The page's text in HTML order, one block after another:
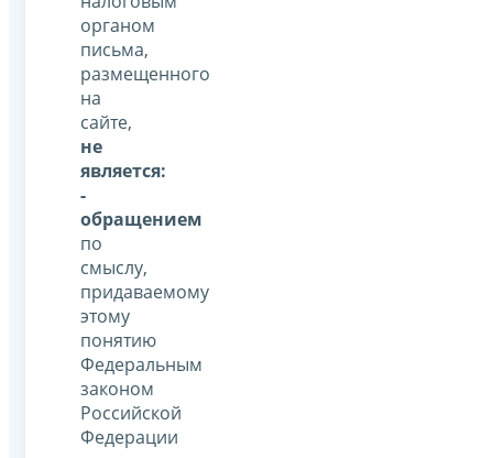
органом
письма,
размещенного
на
сайте,
не
является:
-
обращением
по
смыслу,
придаваемому
этому
понятию
Федеральным
законом
Российской
Федерации